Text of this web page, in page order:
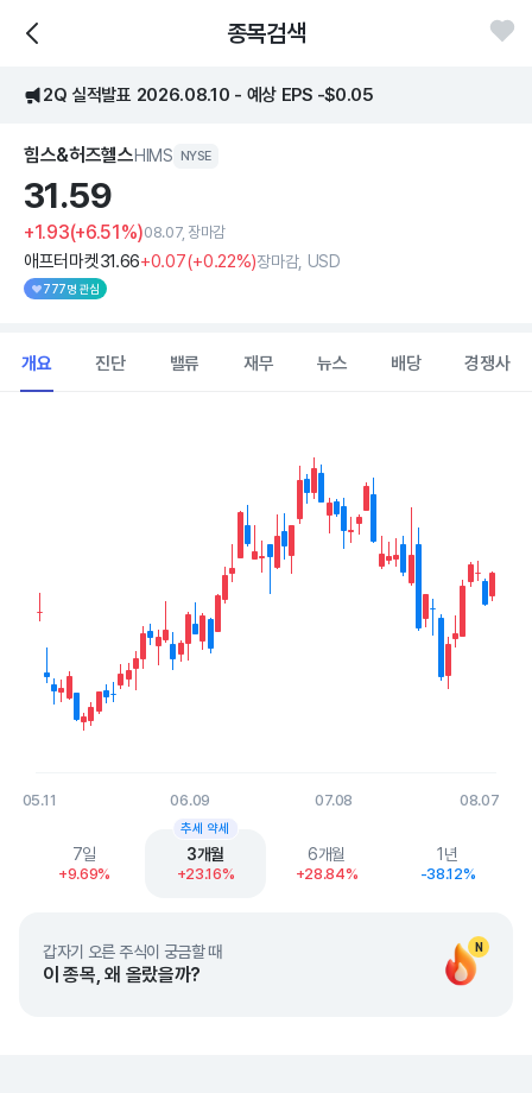
종목검색
2Q 실적발표 2026.08.10 - 예상 EPS -$0.05
힘스&허즈헬스HIMS NYSE
31.59
+1.93(+6.51%)08.07, 장마감
애프터마켓31.66+0.07(+0.22%)장마감, USD
777명 관심
개요 진단 밸류 재무 뉴스 배당 경쟁사
The chart has 1 X axis displaying Time. Data ranges from
The chart has 1 Y axis displaying values. Data ranges from 21.53
05.11 06.09 07.08 08.07
End of interactive chart.
7일
+9.69%
3개월
+23.16%
추세 약세
6개월
+28.84%
1년
-38.12%
N
갑자기 오른 주식이 궁금할 때
이 종목, 왜 올랐을까?